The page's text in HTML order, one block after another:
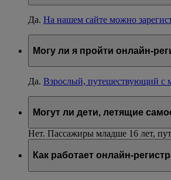
Да. На нашем сайте можно
Могу ли я пройти онлайн-
Да. Взрослый, путешествующий с
Могут ли дети, летящие
Нет. Пассажиры младше 16 лет,
Как работает онлайн-